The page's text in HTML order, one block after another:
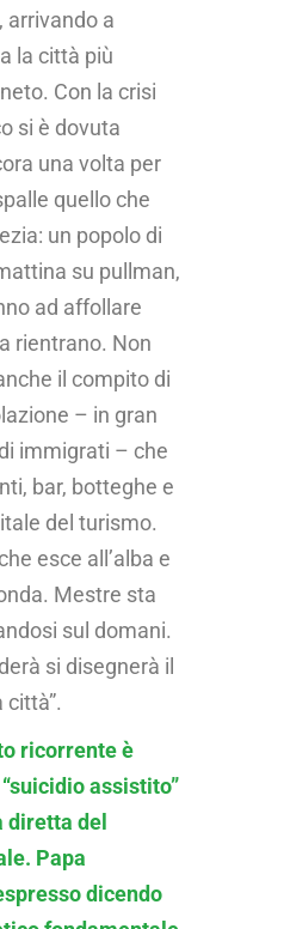
arrivando a
la città più
Con la crisi
si è dovuta
una volta per
quello che
un popolo di
su pullman,
ad affollare
rientrano. Non
il compito di
– in gran
immigrati – che
bar, botteghe e
del turismo.
esce all’alba e
Mestre sta
sul domani.
si disegnerà il
ricorrente è
assistito”
diretta del
Papa
dicendo